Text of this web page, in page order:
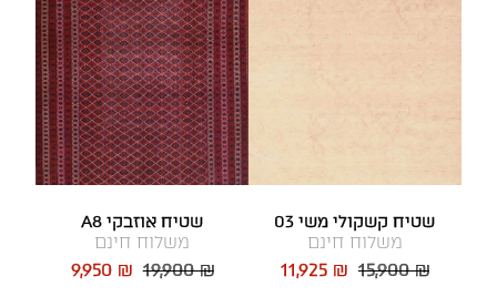
שטיח קשקולי משי 03
משלוח חינם
15,900 ₪
11,925 ₪
שטיח אוזבקי A8
משלוח חינם
19,900 ₪
9,950 ₪